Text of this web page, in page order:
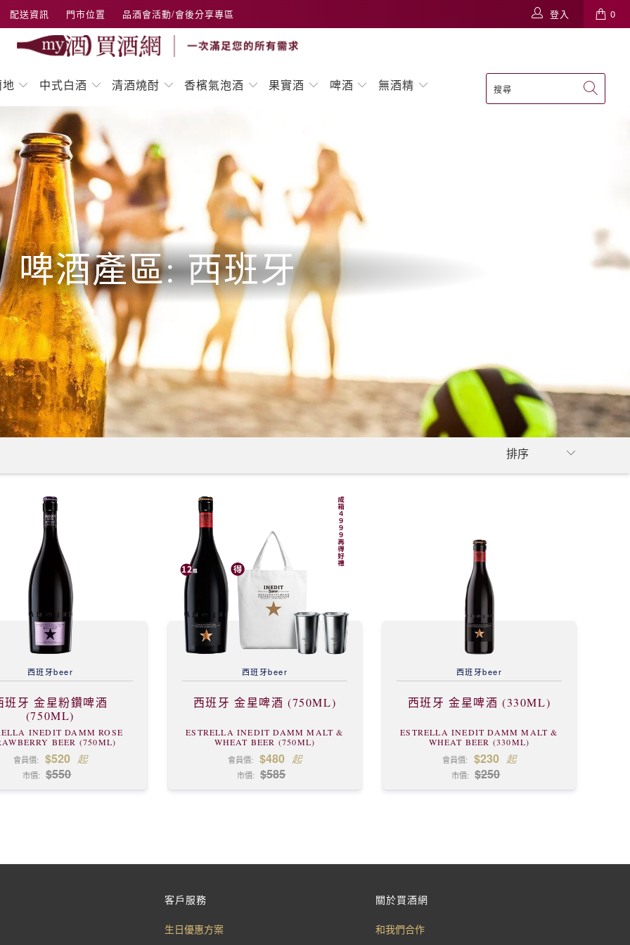
配送資訊 門市位置 品酒會活動/會後分享專區 0
登入
中式白酒 清酒燒酎 香檳氣泡酒 果實酒 啤酒 無酒精
啤酒產區: 西班牙
西班牙beer
班牙 金星粉鑽啤酒
(750ML)
INEDIT DAMM ROSE
BEER (750ML)
會員價:
$520 起
市價: $550
西班牙beer
西班牙 金星啤酒 (750ML)
ESTRELLA INEDIT DAMM MALT &
WHEAT BEER (750ML)
會員價:
$480 起
市價: $585
西班牙beer
西班牙 金星啤酒 (330ML)
ESTRELLA INEDIT DAMM MALT &
WHEAT BEER (330ML)
會員價:
$230 起
市價: $250
客戶服務
生日優惠方案
關於買酒網
和我們合作